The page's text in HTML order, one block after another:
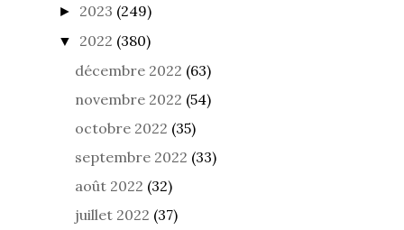
► 2023 (249)
▼ 2022 (380)
décembre 2022 (63)
novembre 2022 (54)
octobre 2022 (35)
septembre 2022 (33)
août 2022 (32)
juillet 2022 (37)